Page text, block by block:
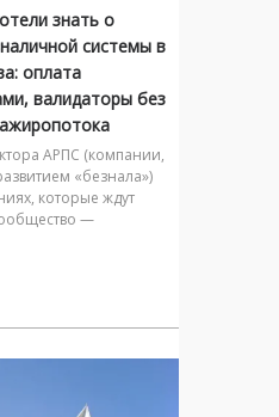
знать о
системы в
оплата
валидаторы без
АРПС (компании,
«безнала»)
которые ждут
—